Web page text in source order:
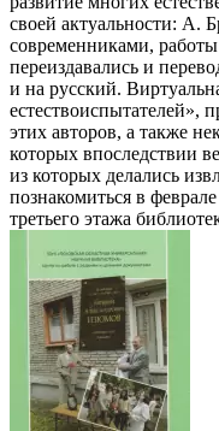
своей актуальности: А.
современниками,
переиздавались и
и на русский.
естествоиспытателей»,
этих авторов, а также
которых впоследствии
из которых делались
познакомиться в
третьего этажа